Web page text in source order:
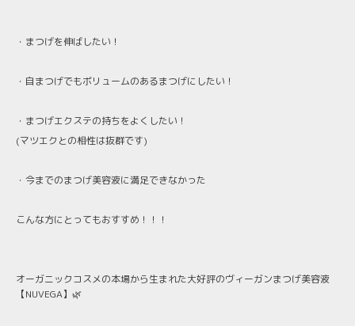
・まつげを伸ばしたい！
・自まつげでもボリュームのあるまつげにしたい！
・まつげエクステの持ちをよくしたい！
(マツエクとの相性は抜群です)
・今までのまつげ美容液に満足できなかった
こんな方にとってもおすすめ！！！
オーガニックコスメの本場から生まれた大好評のヴィーガンまつげ美容液
【NUVEGA】🌿